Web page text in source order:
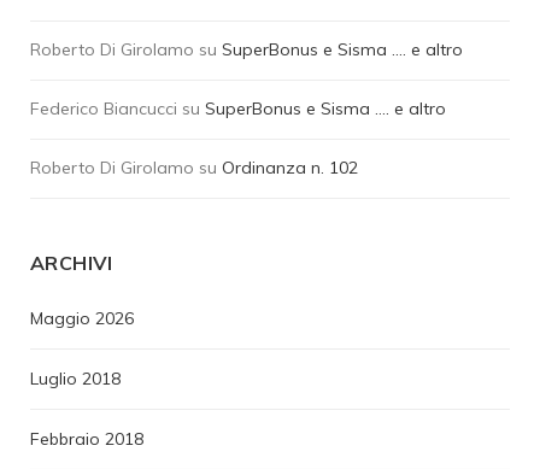
Roberto Di Girolamo su SuperBonus e Sisma …. e altro
Federico Biancucci su SuperBonus e Sisma …. e altro
Roberto Di Girolamo su Ordinanza n. 102
ARCHIVI
Maggio 2026
Luglio 2018
Febbraio 2018